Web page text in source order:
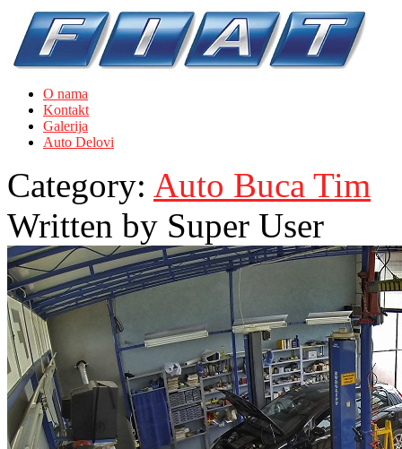
O nama
Kontakt
Galerija
Auto Delovi
Category: Auto Buca Tim
Written by Super User